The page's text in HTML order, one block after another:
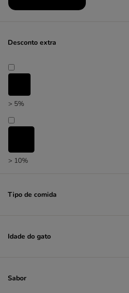
Yarrah Bio
Desconto extra
> 5%
> 10%
Tipo de comida
Idade do gato
Sabor